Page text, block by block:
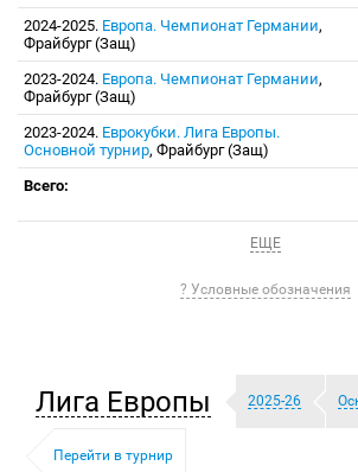
2024-2025. Европа. Чемпионат Германии,
Фрайбург (Защ)
2023-2024. Европа. Чемпионат Германии,
Фрайбург (Защ)
2023-2024. Еврокубки. Лига Европы.
Основной турнир, Фрайбург (Защ)
Всего:
ЕЩЕ
? Условные обозначения
Лига Европы 2025-26
Перейти в турнир